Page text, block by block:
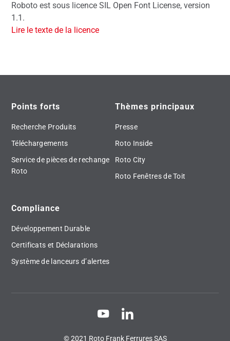
Roboto est sous licence SIL Open Font License, version
1.1.
Lire le texte de la licence
Points forts
Recherche Produits
Téléchargements
Service de pièces de rechange
Roto
Thèmes principaux
Presse
Roto Inside
Roto City
Roto Fenêtres de Toit
Compliance
Développement Durable
Certificats et Déclarations
Système de lanceurs d’alertes
© 2021 Roto Frank Ferrures SAS